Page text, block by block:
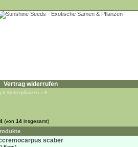
Vertrag widerrufen
& Kletterpflanzen » E
(von 14 insgesamt)
scaber